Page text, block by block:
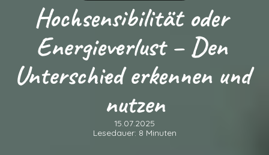
Hochsensibilität oder
Energieverlust – Den
Unterschied erkennen und
nutzen
15.07.2025
Lesedauer: 8 Minuten